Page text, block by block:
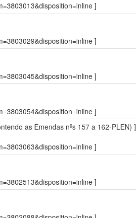
]
]
]
]
as Emendas nºs 157 a 162-PLEN) ]
]
]